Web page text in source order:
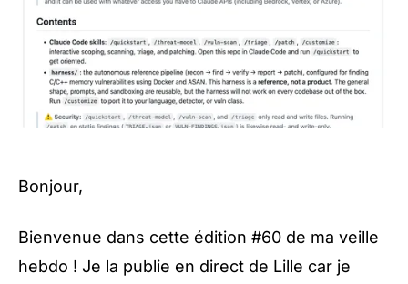
Bonjour,
Bienvenue dans cette édition #60 de ma veille
hebdo ! Je la publie en direct de Lille car je